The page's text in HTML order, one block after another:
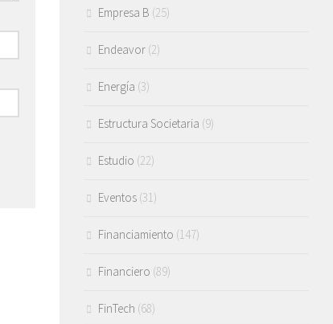
Empresa B (25)
Endeavor (2)
Energía (3)
Estructura Societaria (9)
Estudio (22)
Eventos (31)
Financiamiento (147)
Financiero (89)
FinTech (68)